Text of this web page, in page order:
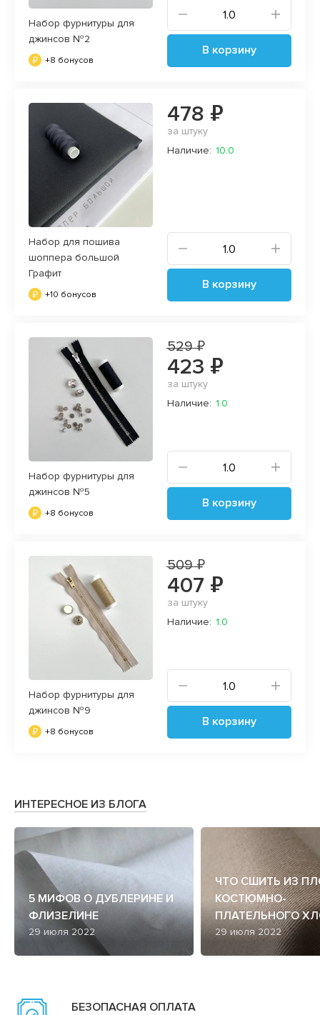
Набор фурнитуры для
джинсов №2
+8 бонусов
В корзину
Набор для пошива
шоппера большой
Графит
+10 бонусов
478 ₽
за штуку
Наличие: 10.0
В корзину
Набор фурнитуры для
джинсов №5
+8 бонусов
529 ₽
423 ₽
за штуку
Наличие: 1.0
В корзину
Набор фурнитуры для
джинсов №9
+8 бонусов
509 ₽
407 ₽
за штуку
Наличие: 1.0
В корзину
ИНТЕРЕСНОЕ ИЗ БЛОГА
5 МИФОВ О ДУБЛЕРИНЕ И
ФЛИЗЕЛИНЕ
29 июля 2022
ЧТО СШИТЬ ИЗ
КОСТЮМНО-
ПЛАТЕЛЬНОГО
29 июля 2022
БЕЗОПАСНАЯ ОПЛАТА